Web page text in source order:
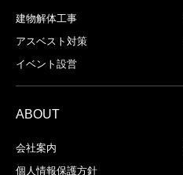
建物解体⼯事
アスベスト対策
イベント設営
ABOUT
会社案内
個人情報保護方針